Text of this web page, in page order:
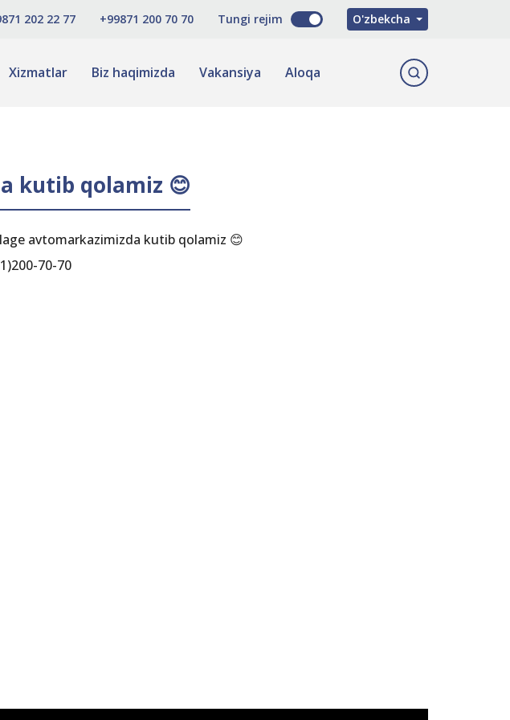
202 22 77 +99871 200 70 70 Tungi rejim O'zbekcha
Русский
Xizmatlar Biz haqimizda Vakansiya Aloqa
kutib qolamiz 😊
avtomarkazimizda kutib qolamiz 😊
70-70